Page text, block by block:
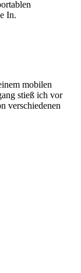
In.
mobilen
stieß ich vor
verschiedenen